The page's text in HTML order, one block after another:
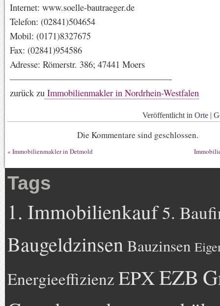
Internet: www.soelle-bautraeger.de
Telefon: (02841)504654
Mobil: (0171)8327675
Fax: (02841)954586
Adresse: Römerstr. 386; 47441 Moers
——————————————————-
zurück zu Immobilienmakler in Nordrhein-Westfalen
Veröffentlicht in Orte |
Die Kommentare sind geschlossen.
« Immobilienmakler in Detmold
Tags
1. Immobilienkauf5.
BaugeldzinsenBauzinsen
Energieeffizienz EPXEZB